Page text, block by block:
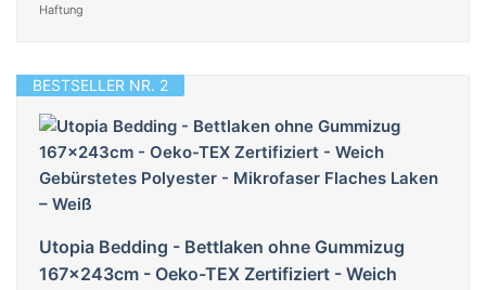
Haftung
BESTSELLER NR. 2
Utopia Bedding - Bettlaken ohne Gummizug
167x243cm - Oeko-TEX Zertifiziert - Weich